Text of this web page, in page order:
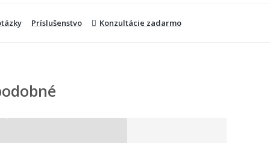
Príslušenstvo Konzultácie zadarmo